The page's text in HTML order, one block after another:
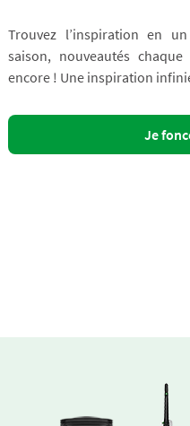
Trouvez l’inspiration en
saison, nouveautés
encore ! Une inspiration
Je